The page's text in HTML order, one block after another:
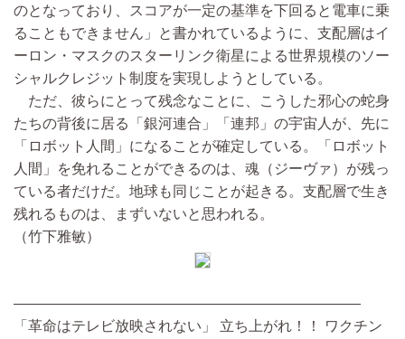
のとなっており、スコアが一定の基準を下回ると電車に乗
ることもできません」と書かれているように、支配層はイ
ーロン・マスクのスターリンク衛星による世界規模のソー
シャルクレジット制度を実現しようとしている。
ただ、彼らにとって残念なことに、こうした邪心の蛇身
たちの背後に居る「銀河連合」「連邦」の宇宙人が、先に
「ロボット人間」になることが確定している。「ロボット
人間」を免れることができるのは、魂（ジーヴァ）が残っ
ている者だけだ。地球も同じことが起きる。支配層で生き
残れるものは、まずいないと思われる。
（竹下雅敏）
————————————————————————
「革命はテレビ放映されない」 立ち上がれ！！ ワクチン